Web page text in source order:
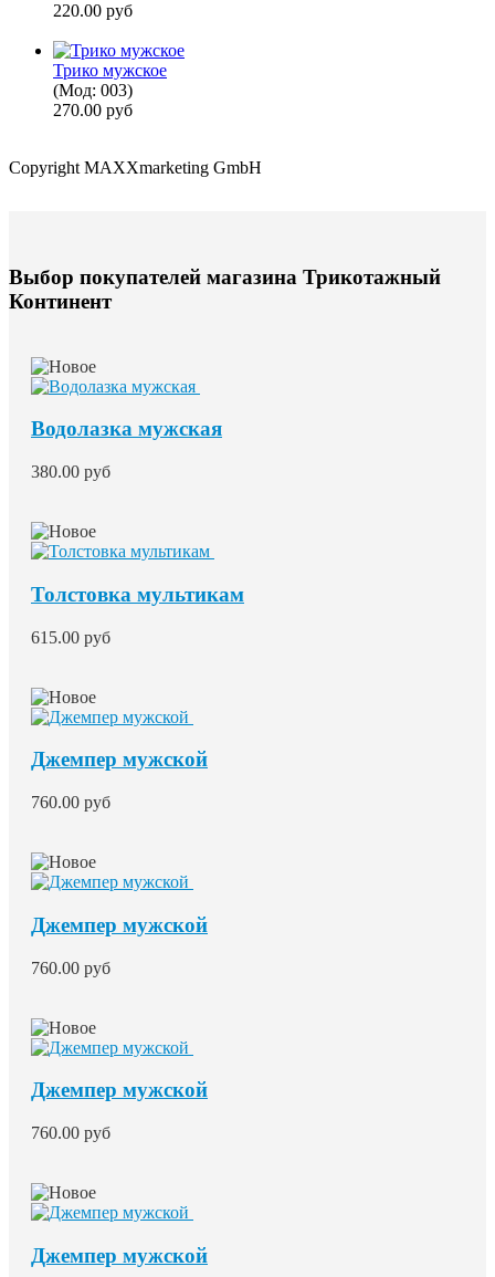
220.00 руб
Трико мужское
(Мод: 003)
270.00 руб
Copyright MAXXmarketing GmbH
Выбор покупателей магазина Трикотажный
Континент
Водолазка мужская
380.00 руб
Толстовка мультикам
615.00 руб
Джемпер мужской
760.00 руб
Джемпер мужской
760.00 руб
Джемпер мужской
760.00 руб
Джемпер мужской